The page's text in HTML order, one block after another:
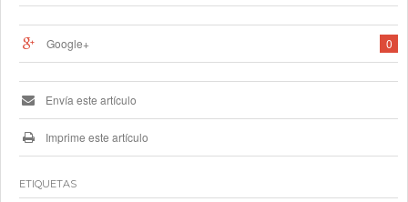
0
Google+
Envía este artículo
Imprime este artículo
ETIQUETAS